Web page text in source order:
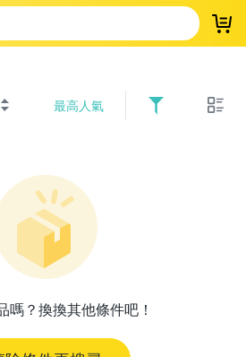
登
最高人氣
嗎？換換其他條件吧！